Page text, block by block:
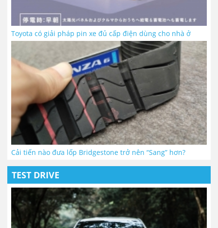
Toyota có giải pháp pin xe đủ cấp điện dùng cho nhà ở
Cải tiến nào đưa lốp Bridgestone trở nên “Sang” hơn?
TEST DRIVE